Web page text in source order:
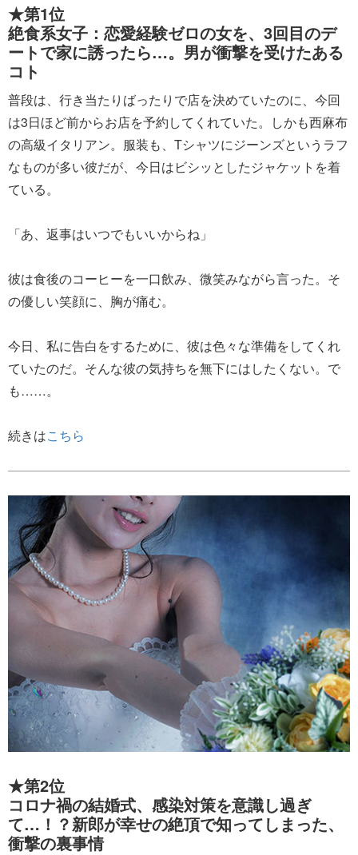
★第1位
絶食系女子：恋愛経験ゼロの女を、3回目のデ
ートで家に誘ったら…。男が衝撃を受けたある
コト
普段は、行き当たりばったりで店を決めていたのに、今回
は3日ほど前からお店を予約してくれていた。しかも西麻布
の高級イタリアン。服装も、Tシャツにジーンズというラフ
なものが多い彼だが、今日はビシッとしたジャケットを着
ている。
「あ、返事はいつでもいいからね」
彼は食後のコーヒーを一口飲み、微笑みながら言った。そ
の優しい笑顔に、胸が痛む。
今日、私に告白をするために、彼は色々な準備をしてくれ
ていたのだ。そんな彼の気持ちを無下にはしたくない。で
も……。
続きはこちら
★第2位
コロナ禍の結婚式、感染対策を意識し過ぎ
て…！？新郎が幸せの絶頂で知ってしまった、
衝撃の裏事情